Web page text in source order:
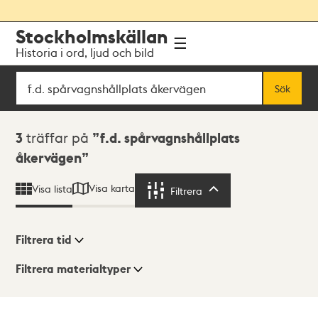
navigationen
huvudinnehållet
Stockholmskällan
Historia i ord, ljud och bild
Sök
Sök
Sökresultat
3 träffar på
f.d. spårvagnshållplats
åkervägen
Visa lista Visa karta Filtrera
Visningsläge
Filtrera tid
Filtrera materialtyper